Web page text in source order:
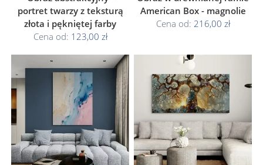
portret twarzy z teksturą
złota i pękniętej farby
Cena od: 123,00 zł
American Box - magnolie
Cena od: 216,00 zł